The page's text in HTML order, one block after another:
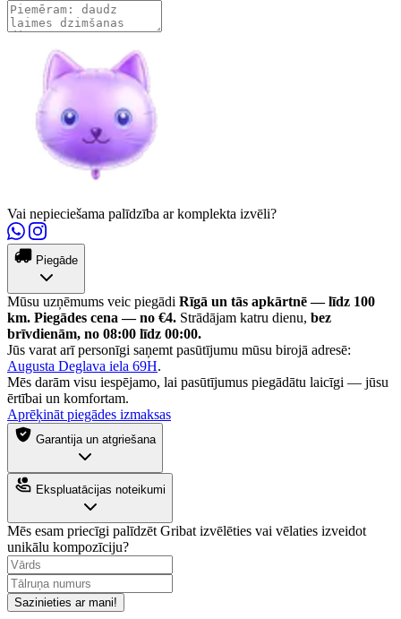
Vai nepieciešama palīdzība ar komplekta izvēli?
Piegāde
Mūsu uzņēmums veic piegādi Rīgā un tās apkārtnē — līdz 100
km. Piegādes cena — no €4. Strādājam katru dienu, bez
brīvdienām, no 08:00 līdz 00:00.
Jūs varat arī personīgi saņemt pasūtījumu mūsu birojā adresē:
Augusta Deglava iela 69H.
Mēs darām visu iespējamo, lai pasūtījumus piegādātu laicīgi — jūsu
ērtībai un komfortam.
Aprēķināt piegādes izmaksas
Garantija un atgriešana
Ekspluatācijas noteikumi
Mēs esam priecīgi palīdzēt Gribat izvēlēties vai vēlaties izveidot
unikālu kompozīciju?
Sazinieties ar mani!